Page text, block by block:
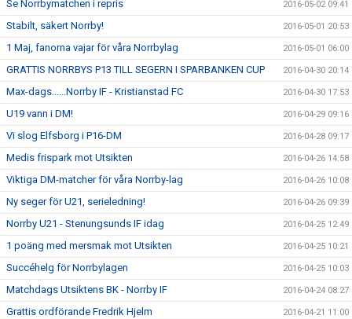
Se Norrbymatchen i repris 2016-05-02 09:41
Stabilt, säkert Norrby! 2016-05-01 20:53
1 Maj, fanorna vajar för våra Norrbylag 2016-05-01 06:00
GRATTIS NORRBYS P13 TILL SEGERN I SPARBANKEN CUP 2016-04-30 20:14
Max-dags......Norrby IF - Kristianstad FC 2016-04-30 17:53
U19 vann i DM! 2016-04-29 09:16
Vi slog Elfsborg i P16-DM 2016-04-28 09:17
Medis frispark mot Utsikten 2016-04-26 14:58
Viktiga DM-matcher för våra Norrby-lag 2016-04-26 10:08
Ny seger för U21, serieledning! 2016-04-26 09:39
Norrby U21 - Stenungsunds IF idag 2016-04-25 12:49
1 poäng med mersmak mot Utsikten 2016-04-25 10:21
Succéhelg för Norrbylagen 2016-04-25 10:03
Matchdags Utsiktens BK - Norrby IF 2016-04-24 08:27
Grattis ordförande Fredrik Hjelm 2016-04-21 11:00